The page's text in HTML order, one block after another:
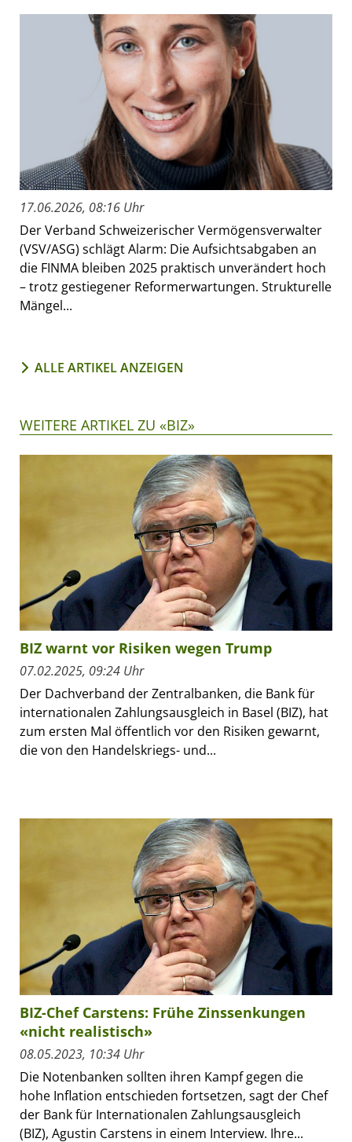
17.06.2026, 08:16 Uhr
Der Verband Schweizerischer Vermögensverwalter
(VSV/ASG) schlägt Alarm: Die Aufsichtsabgaben an
die FINMA bleiben 2025 praktisch unverändert hoch
– trotz gestiegener Reformerwartungen. Strukturelle
Mängel...
ALLE ARTIKEL ANZEIGEN
WEITERE ARTIKEL ZU «BIZ»
BIZ warnt vor Risiken wegen Trump
07.02.2025, 09:24 Uhr
Der Dachverband der Zentralbanken, die Bank für
internationalen Zahlungsausgleich in Basel (BIZ), hat
zum ersten Mal öffentlich vor den Risiken gewarnt,
die von den Handelskriegs- und...
BIZ-Chef Carstens: Frühe Zinssenkungen
«nicht realistisch»
08.05.2023, 10:34 Uhr
Die Notenbanken sollten ihren Kampf gegen die
hohe Inflation entschieden fortsetzen, sagt der Chef
der Bank für Internationalen Zahlungsausgleich
(BIZ), Agustin Carstens in einem Interview. Ihre...